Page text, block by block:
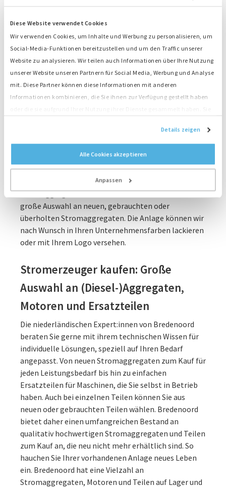
Diese Website verwendet Cookies
Wir verwenden Cookies, um Inhalte und Werbung zu personalisieren, um
Social-Media-Funktionen bereitzustellen und um den Traffic unserer
Website zu analysieren. Wir teilen auch Informationen über Ihre Nutzung
unserer Website unseren Partnern für Social Media, Werbung und Analyse
mit. Diese Partner können diese Informationen mit anderen
Informationen kombinieren, die Sie ihnen zur Verfügung gestellt haben
Details zeigen
Alle Cookies akzeptieren
Anpassen
unseren niederländischen Sales-
Expert:innen
Ihre Energie soll immer fließen, auch wenn der Strom
einmal ausfällt oder wenn vor Ort kein Strom
verfügbar ist? Wenn Sie ein Dieselaggregat bei
unserem niederländischen Hauptsitz kaufen,
erhalten Sie die Sicherheit, nach der Sie suchen. Wir
Beispiel in Krankenhäusern und Rechenzentren. Für
höchste Betriebssicherheit liefern wir Ihnen auch
mehrere, redundant ausgeführte, Stromaggregate.
Wenn Sie oft an verschiedenen Orten ohne
Stromanschluss arbeiten, ist es eine gute Option, ein
Dieselaggregat zu kaufen. Bei uns haben Sie eine
große Auswahl an neuen, gebrauchten oder
überholten Stromaggregaten. Die Anlage können wir
nach Wunsch in Ihren Unternehmensfarben lackieren
oder mit Ihrem Logo versehen.
Stromerzeuger kaufen: Große
Auswahl an (Diesel-)Aggregaten,
Motoren und Ersatzteilen
Die niederländischen Expert:innen von Bredenoord
beraten Sie gerne mit ihrem technischen Wissen für
individuelle Lösungen, speziell auf Ihren Bedarf
angepasst. Von neuen Stromaggregaten zum Kauf für
jeden Leistungsbedarf bis hin zu einfachen
Ersatzteilen für Maschinen, die Sie selbst in Betrieb
haben. Auch bei einzelnen Teilen können Sie aus
neuen oder gebrauchten Teilen wählen. Bredenoord
bietet daher einen umfangreichen Bestand an
qualitativ hochwertigen Stromaggregaten und Teilen
zum Kauf an, die neu nicht mehr erhältlich sind. So
hauchen Sie Ihrer vorhandenen Anlage neues Leben
ein. Bredenoord hat eine Vielzahl an
Stromaggregaten, Motoren und Teilen auf Lager und